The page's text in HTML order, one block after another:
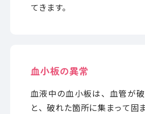
てきます。
血小板の異常
血液中の血小板は、血管が
と、破れた箇所に集まって固